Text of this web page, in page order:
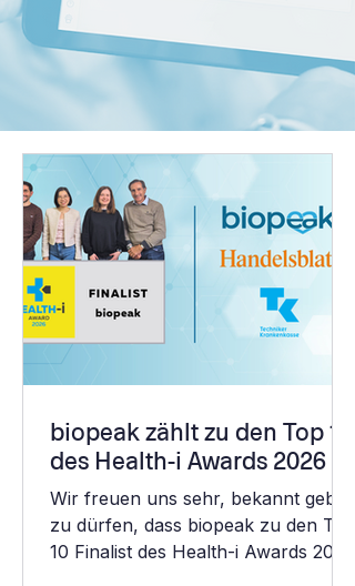
biopeak zählt zu den Top 10
des Health-i Awards 2026
Wir freuen uns sehr, bekannt geben
zu dürfen, dass biopeak zu den Top
10 Finalist des Health-i Awards 2026